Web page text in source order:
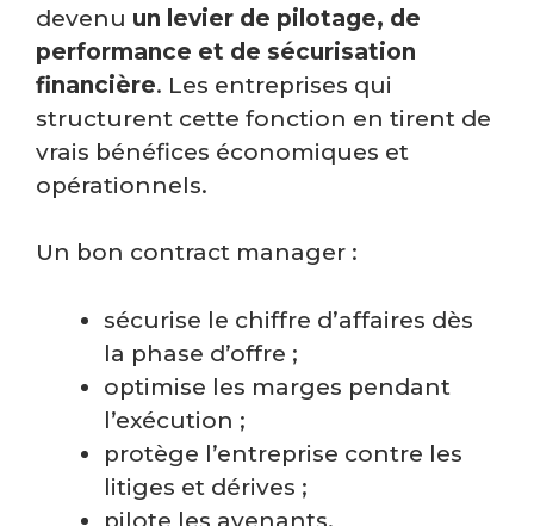
devenu un levier de pilotage, de
performance et de sécurisation
financière. Les entreprises qui
structurent cette fonction en tirent de
vrais bénéfices économiques et
opérationnels.
Un bon contract manager :
sécurise le chiffre d’affaires dès
la phase d’offre ;
optimise les marges pendant
l’exécution ;
protège l’entreprise contre les
litiges et dérives ;
pilote les avenants,